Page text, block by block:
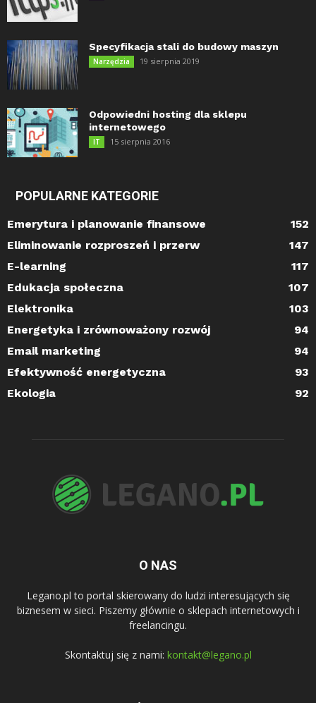
Specyfikacja stali do budowy maszyn
Narzędzia 19 sierpnia 2019
Odpowiedni hosting dla sklepu
internetowego
IT 15 sierpnia 2016
POPULARNE KATEGORIE
Emerytura i planowanie finansowe
152
Eliminowanie rozproszeń i przerw
147
E-learning
117
Edukacja społeczna
107
Elektronika
103
Energetyka i zrównoważony rozwój
94
Email marketing
94
Efektywność energetyczna
93
Ekologia
92
O NAS
Legano.pl to portal skierowany do ludzi interesujących się
biznesem w sieci. Piszemy głównie o sklepach internetowych i
freelancingu.
Skontaktuj się z nami: kontakt@legano.pl